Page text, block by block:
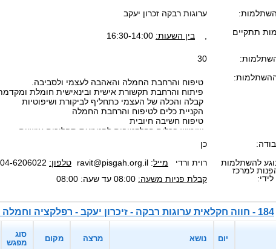
ערוגות רבקה זכרון יעקב
תתקיים
בין השעות:
30
כן
להשתלמות
למרכז
רוית ורדי מייל:
ravit@pisgah.org.il טלפון:
קבלת פניות משעה:
עד שעה: 08:00
184 - חווה חקלאית ערוגות רבקה - זיכרון יעקב - רפלקציה וחמלה בחינוך
יום נושא מרצה מקום
סוג
מפגש